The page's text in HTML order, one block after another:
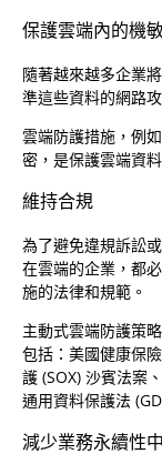
保護雲端內的機
隨著越來越多企業
準這些資料的網路
雲端防護措施，例
密，是保護雲端資
維持合規
為了避免違規訴訟
在雲端的企業，都
施的法律和規範。
主動式雲端防護策
包括：美國健康保
護 (SOX) 沙賓法案
通用資料保護法
減少業務永續性